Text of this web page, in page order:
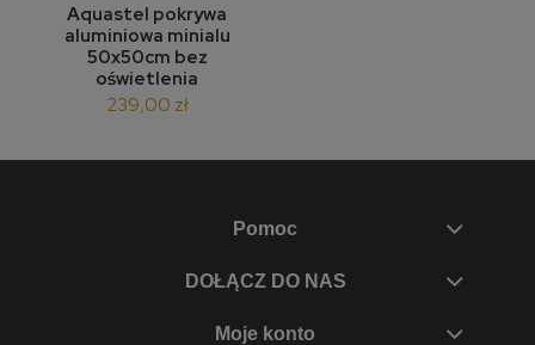
Aquastel pokrywa
aluminiowa minialu
50x50cm bez
oświetlenia
239,00 zł
Pomoc
DOŁĄCZ DO NAS
Moje konto